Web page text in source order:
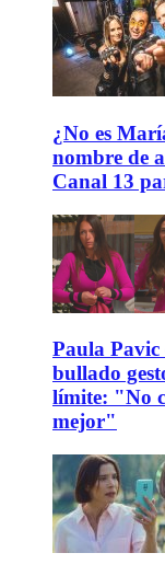
¿No es
nombre de
Canal 13
Paula
bullado
límite: "No
mejor"